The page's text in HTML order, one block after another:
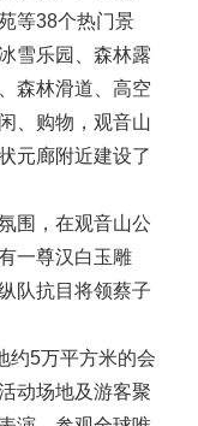
等38个热门景
雪乐园、森林露
森林滑道、高空
、购物，观音山
元廊附近建设了
围，在观音山公
一尊汉白玉雕
队抗目将领蔡子
约5万平方米的会
动场地及游客聚